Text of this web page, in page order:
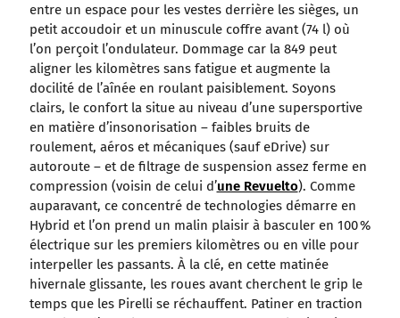
entre un espace pour les vestes derrière les sièges, un
petit accoudoir et un minuscule coffre avant (74 l) où
l’on perçoit l’ondulateur. Dommage car la 849 peut
aligner les kilomètres sans fatigue et augmente la
docilité de l’aînée en roulant paisiblement. Soyons
clairs, le confort la situe au niveau d’une supersportive
en matière d’insonorisation – faibles bruits de
roulement, aéros et mécaniques (sauf eDrive) sur
autoroute – et de filtrage de suspension assez ferme en
compression (voisin de celui d’une Revuelto). Comme
auparavant, ce concentré de technologies démarre en
Hybrid et l’on prend un malin plaisir à basculer en 100 %
électrique sur les premiers kilomètres ou en ville pour
interpeller les passants. À la clé, en cette matinée
hivernale glissante, les roues avant cherchent le grip le
temps que les Pirelli se réchauffent. Patiner en traction